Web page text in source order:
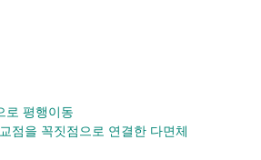
로 평행이동
점을 꼭짓점으로 연결한 다면체